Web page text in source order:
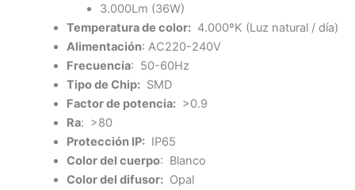
3.000Lm (36W)
Temperatura de color:4.000ºK (Luz natural / día)
Alimentación: AC220-240V
Frecuencia: 50-60Hz
Tipo de Chip:SMD
Factor de potencia:>0.9
Ra: >80
Protección IP:IP65
Color del cuerpo: Blanco
Color del difusor:Opal